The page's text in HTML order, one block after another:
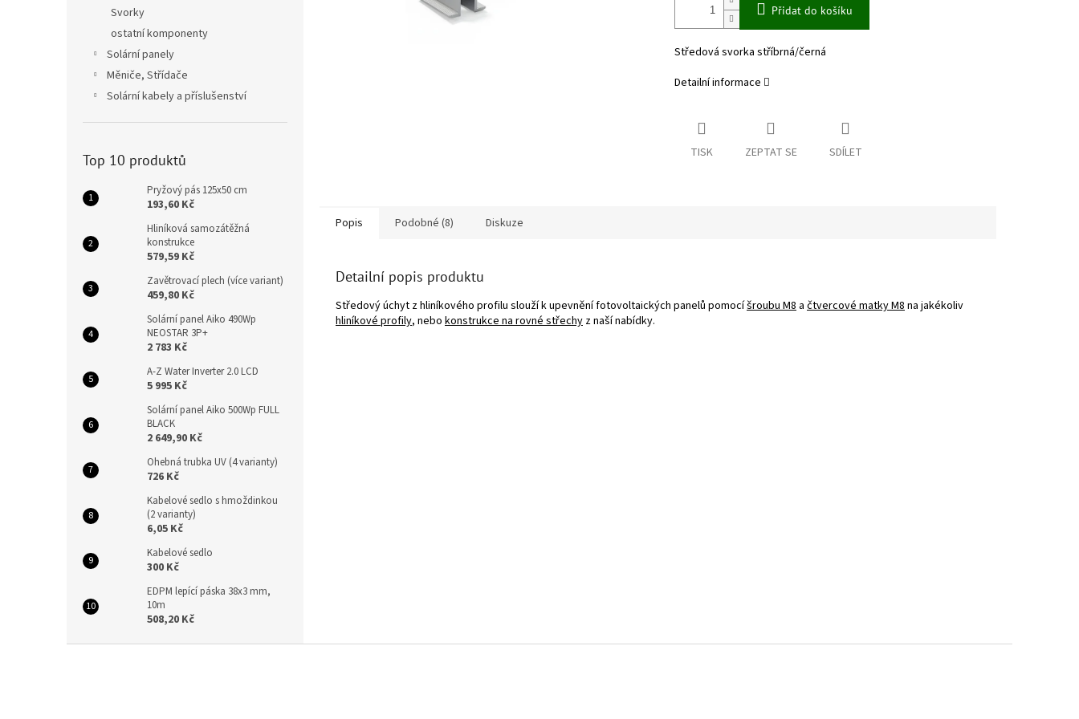
Svorky
ostatní komponenty
Solární panely
Měniče, Střídače
Solární kabely a příslušenství
Top 10 produktů
Pryžový pás 125x50 cm
193,60 Kč
Hliníková samozátěžná
konstrukce
579,59 Kč
Zavětrovací plech (více variant)
459,80 Kč
Solární panel Aiko 490Wp
NEOSTAR 3P+
2 783 Kč
A-Z Water Inverter 2.0 LCD
5 995 Kč
Solární panel Aiko 500Wp FULL
BLACK
2 649,90 Kč
Ohebná trubka UV (4 varianty)
726 Kč
Kabelové sedlo s hmoždinkou
(2 varianty)
6,05 Kč
Kabelové sedlo
300 Kč
EDPM lepící páska 38x3 mm,
10m
508,20 Kč
Přidat do košíku
Středová svorka stříbrná/černá
Detailní informace
TISK ZEPTAT SE SDÍLET
Popis Podobné (8) Diskuze
Detailní popis produktu
Středový úchyt z hliníkového profilu slouží k upevnění fotovoltaických panelů pomocíšroubu M8 a čtvercové matky M8na jakékoliv
hliníkové profily, nebo konstrukce na rovné střechy z naší nabídky.